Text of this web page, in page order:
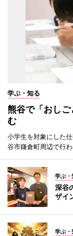
学ぶ・知る
熊谷で「おし
む
小学生を対象にした
谷市鎌倉町周辺で行わ
学ぶ・
深谷
ザイ
学ぶ・